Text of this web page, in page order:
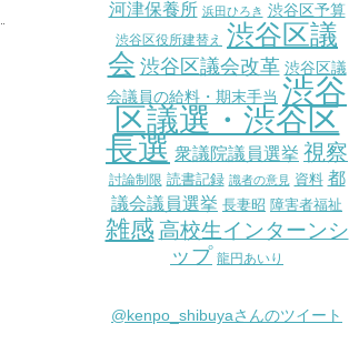
河津保養所 浜田ひろき 渋谷区予算
渋谷区役所建替え 渋谷区議
会 渋谷区議会改革 渋谷区議
会議員の給料・期末手当 渋谷
区議選・渋谷区
長選 衆議院議員選挙 視察
討論制限 読書記録 識者の意見 資料 都
議会議員選挙 長妻昭 障害者福祉
雑感 高校生インターンシ
ップ 龍円あいり
@kenpo_shibuyaさんのツイート